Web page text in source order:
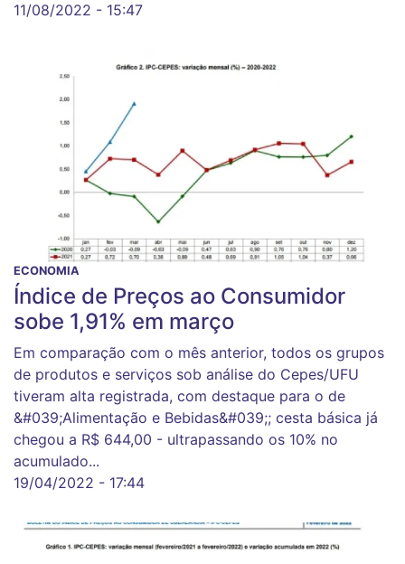
11/08/2022 - 15:47
ECONOMIA
Índice de Preços ao Consumidor
sobe 1,91% em março
Em comparação com o mês anterior, todos os grupos
de produtos e serviços sob análise do Cepes/UFU
tiveram alta registrada, com destaque para o de
&#039;Alimentação e Bebidas&#039;; cesta básica já
chegou a R$ 644,00 - ultrapassando os 10% no
acumulado...
19/04/2022 - 17:44